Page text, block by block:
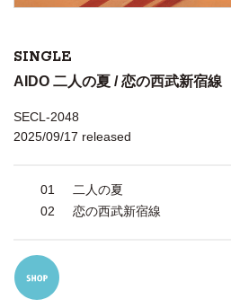
SINGLE
AIDO 二人の夏 / 恋の西武新宿線
SECL-2048
2025/09/17 released
01
二人の夏
02
恋の西武新宿線